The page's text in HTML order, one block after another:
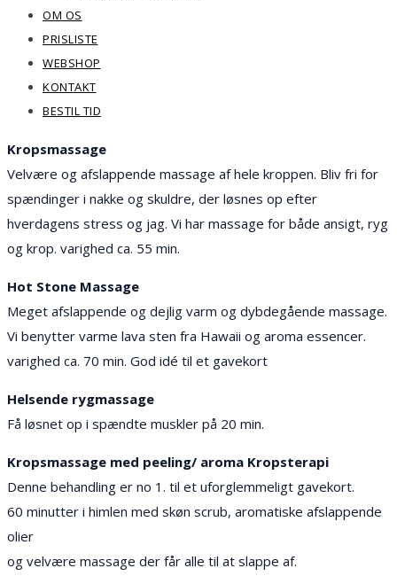
OM OS
PRISLISTE
WEBSHOP
KONTAKT
BESTIL TID
Kropsmassage
Velvære og afslappende massage af hele kroppen. Bliv fri for
spændinger i nakke og skuldre, der løsnes op efter
hverdagens stress og jag. Vi har massage for både ansigt, ryg
og krop. varighed ca. 55 min.
Hot Stone Massage
Meget afslappende og dejlig varm og dybdegående massage.
Vi benytter varme lava sten fra Hawaii og aroma essencer.
varighed ca. 70 min. God idé til et gavekort
Helsende rygmassage
Få løsnet op i spændte muskler på 20 min.
Kropsmassage med peeling/ aroma Kropsterapi
Denne behandling er no 1. til et uforglemmeligt gavekort.
60 minutter i himlen med skøn scrub, aromatiske afslappende
olier
og velvære massage der får alle til at slappe af.